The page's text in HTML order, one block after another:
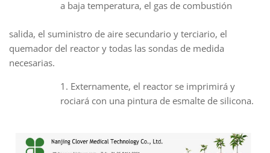
a baja temperatura, el gas de combustión
salida, el suministro de aire secundario y terciario, el
quemador del reactor y todas las sondas de medida
necesarias.
Externamente, el reactor se imprimirá y
rociará con una pintura de esmalte de silicona.